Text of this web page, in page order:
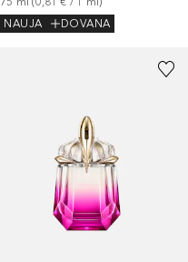
NAUJA
DOVANA